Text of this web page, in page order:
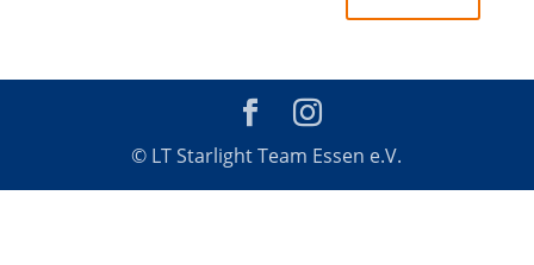
© LT Starlight Team Essen e.V.